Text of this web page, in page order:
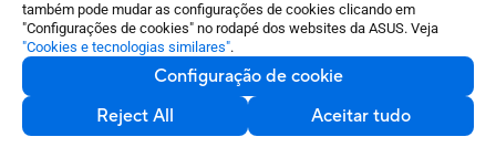
também pode mudar as configurações de cookies clicando em
"Configurações de cookies" no rodapé dos websites da ASUS. Veja
"Cookies e tecnologias similares".
Configuração de cookie
Reject All
Aceitar tudo
Ver mais
Saber mais